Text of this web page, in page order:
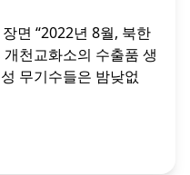
면 “2022년 8월, 북한
천교화소의 수출품 생
무기수들은 밤낮없